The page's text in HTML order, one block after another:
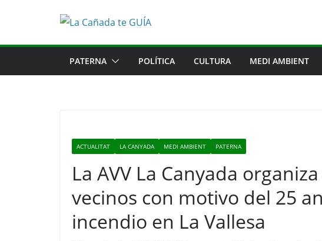
PATERNA POLÍTICA CULTURA MEDI AMBIENT
ACTUALITAT LA CANYADA MEDI AMBIENT PATERNA
La AVV La Canyada
vecinos con motivo del 25
incendio en La Vallesa